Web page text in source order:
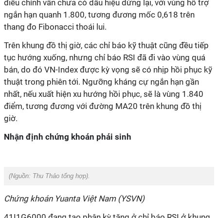
điều chỉnh vẫn chưa có dấu hiệu dừng lại, với vùng hỗ trợ
ngắn hạn quanh 1.800, tương đương mốc 0,618 trên
thang đo Fibonacci thoái lui.
Trên khung đồ thị giờ, các chỉ báo kỹ thuật cũng đều tiếp
tục hướng xuống, nhưng chỉ báo RSI đã đi vào vùng quá
bán, do đó VN-Index được kỳ vọng sẽ có nhịp hồi phục kỹ
thuật trong phiên tới. Ngưỡng kháng cự ngắn hạn gần
nhất, nếu xuất hiện xu hướng hồi phục, sẽ là vùng 1.840
điểm, tương đương với đường MA20 trên khung đồ thị
giờ.
Nhận định chứng khoán phái sinh
(Nguồn: Thu Thảo tổng hợp).
Chứng khoán Yuanta Việt Nam (YSVN)